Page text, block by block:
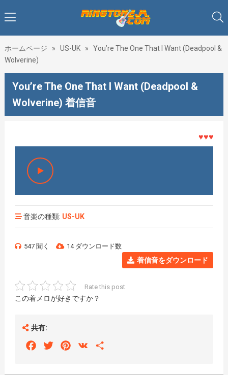
ホームページ » US-UK »
You’re The One That I Want (Deadpool &
Wolverine)
You’re The One That I Want (Deadpool &
Wolverine) 着信音
♥♥♥着メ
音楽の種類: US-UK
547 聞く 14 ダウンロード数
着信音をダウンロード
Rate this post
この着メロが好きですか？
共有:
FacebookTwitterPinterest
VK